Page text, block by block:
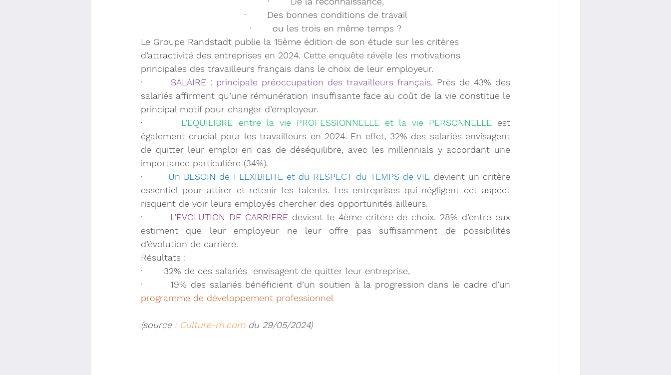
·       Des bonnes conditions de travail
· ou les trois en même temps ?
Le Groupe Randstadt publie la 15ème édition de son étude sur les critères
d’attractivité des entreprises en 2024. Cette enquête révèle les motivations
principales des travailleurs français dans le choix de leur employeur.
· SALAIRE : principale préoccupation des travailleurs français. Près de 43% des
salariés affirment qu’une rémunération insuffisante face au coût de la vie constitue le
principal motif pour changer d’employeur.
· L’EQUILIBRE entre la vie PROFESSIONNELLE et la vie PERSONNELLE
est
également crucial pour les travailleurs en 2024. En effet, 32% des salariés envisagent
de quitter leur emploi en cas de déséquilibre, avec les millennials y accordant une
importance particulière (34%).
· Un BESOIN de FLEXIBILITE et du RESPECT du TEMPS de VIE devient un critère
essentiel pour attirer et retenir les talents. Les entreprises qui négligent cet aspect
risquent de voir leurs employés chercher des opportunités ailleurs.
· L’EVOLUTION DE CARRIERE devient le 4ème critère de choix. 28% d’entre eux
estiment que leur employeur ne leur offre pas suffisamment de possibilités
d’évolution de carrière.
Résultats :
·       32% de ces salariés  envisagent de quitter leur entreprise,
·
programme de développement professionnel
(source : Culture-rh.com du 29/05/2024)